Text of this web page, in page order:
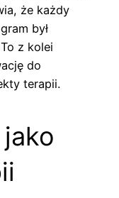
że każdy
był
z kolei
do
terapii.